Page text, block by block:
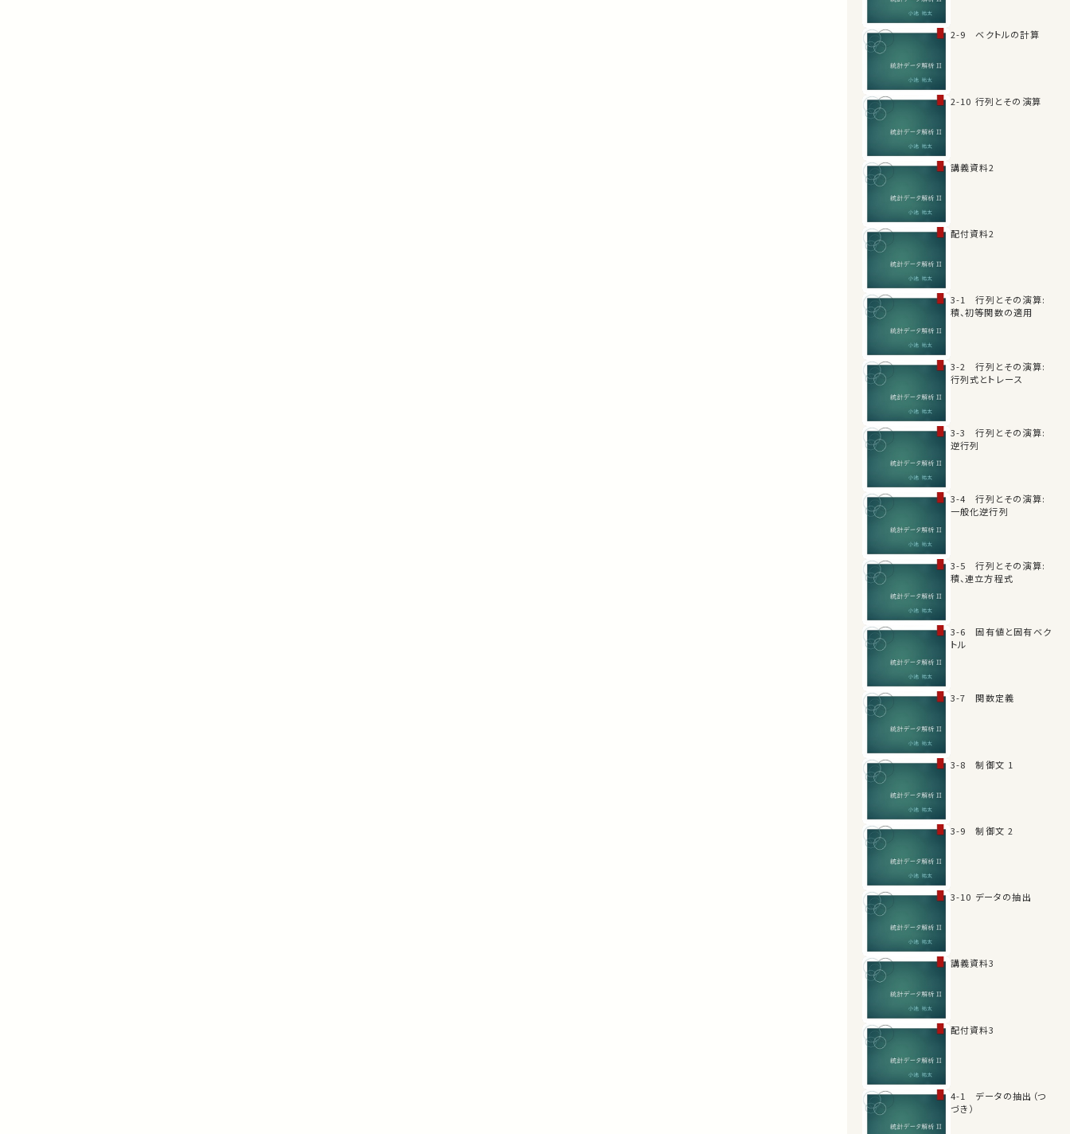
2-9 ベクトルの計算
2-10 行列とその演算
講義資料2
配付資料2
3-1 行列とその演算:
積、初等関数の適用
3-2 行列とその演算:
行列式とトレース
3-3 行列とその演算:
逆行列
3-4 行列とその演算:
一般化逆行列
3-5 行列とその演算:
積、連立方程式
3-6 固有値と固有ベク
トル
3-7 関数定義
3-8 制御文 1
3-9 制御文 2
3-10 データの抽出
講義資料3
配付資料3
4-1 データの抽出（つ
づき）